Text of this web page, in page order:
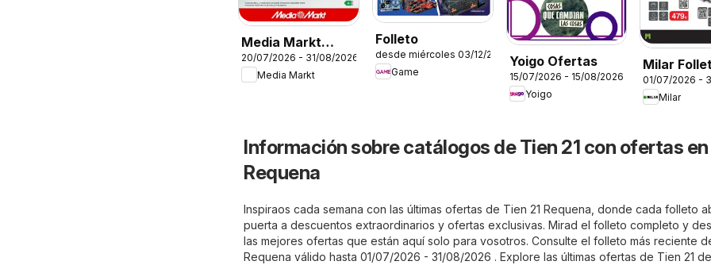
Media Markt
Folleto
20/07/2026 - 31/08/2026
Media Markt
Folleto
desde miércoles 03/12/2025
Game
Yoigo Ofertas
15/07/2026 - 15/08/2026
Yoigo
Milar
01/07/2026 -
Milar
Información sobre catálogos de Tien 21 con ofertas en
Requena
Inspiraos cada semana con las últimas ofertas de Tien 21 Requena, donde cada folleto
puerta a descuentos extraordinarios y ofertas exclusivas. Mirad el folleto completo y
las mejores ofertas que están aquí solo para vosotros. Consulte el folleto más reciente
Requena válido hasta 01/07/2026 - 31/08/2026 . Explore las últimas ofertas de Tien 21